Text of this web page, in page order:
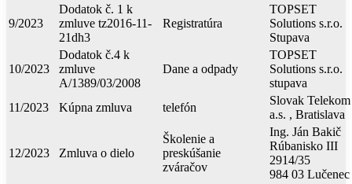
9/2023
Dodatok č. 1 k
zmluve tz2016-11-
21dh3
Registratúra
TOPSET
Solutions s.r.o.
Stupava
10/2023
Dodatok č.4 k
zmluve
A/1389/03/2008
Dane a odpady
TOPSET
Solutions s.r.o.
stupava
11/2023
Kúpna zmluva telefón
Slovak Telekom
a.s. , Bratislava
12/2023 Zmluva o dielo
Školenie a
preskúšanie
zváračov
Ing. Ján Bakič
Rúbanisko III
2914/35
984 03 Lučenec